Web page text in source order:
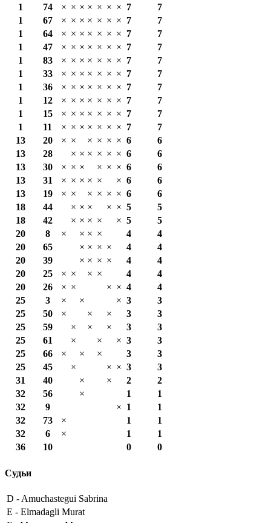
1
74 × × × × × × × 7
7
1
67 × × × × × × × 7
7
1
64 × × × × × × × 7
7
1
47 × × × × × × × 7
7
1
83 × × × × × × × 7
7
1
33 × × × × × × × 7
7
1
36 × × × × × × × 7
7
1
12 × × × × × × × 7
7
1
15 × × × × × × × 7
7
1
11 × × × × × × × 7
7
13
20 × × × × × × 6
6
13
28 × × × × × × 6
6
13
30 × × × × × × 6
6
13
31 × × × × × × 6
6
13
19 × × × × × × 6
6
18
44 × × × × × 5
5
18
42 × × × × × 5
5
20
8 × × × × 4
4
20
65 × × × × 4
4
20
39 × × × × 4
4
20
25 × × × × 4
4
20
26 × × × × 4
4
25
3 × × × 3
3
25
50 × × × 3
3
25
59 × × × 3
3
25
61 × × × 3
3
25
66 × × × 3
3
25
45 × × × 3
3
31
40 × × 2
2
32
56 × 1
1
32
9 × 1
1
32
73 × 1
1
32
6 × 1
1
36
10 0 0
Судьи
D - Amuchastegui Sabrina
E - Elmadagli Murat